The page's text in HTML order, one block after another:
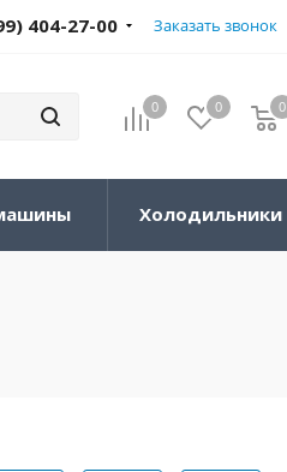
404-27-00 Заказать звонок
0 0 0
0
Холодильники